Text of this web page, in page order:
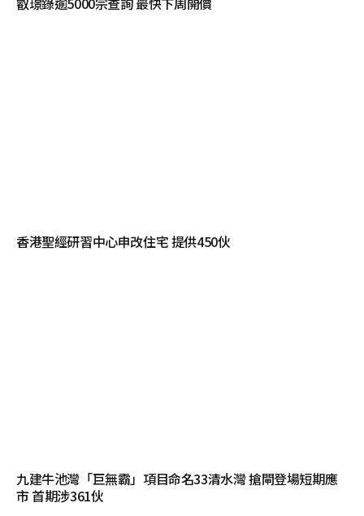
香港聖經研習中心申改住宅 提供450伙
九建牛池灣「巨無霸」項目命名33清水灣 搶閘登場短期應
市 首期涉361伙